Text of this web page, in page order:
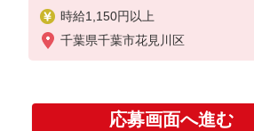
時給1,150円以上
千葉県千葉市花見川区
応募画面へ進む